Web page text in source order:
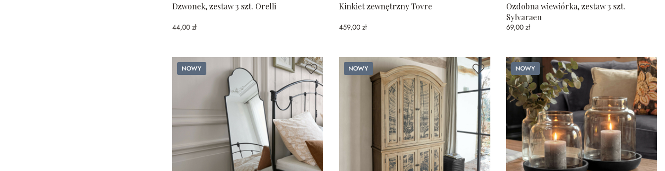
Dzwonek, zestaw 3 szt. Orelli
44,00 zł
Kinkiet zewnętrzny Tovre
459,00 zł
Ozdobna wiewiórka, zestaw 3 szt.
Sylvaraen
69,00 zł
Nowy Nowy Nowy